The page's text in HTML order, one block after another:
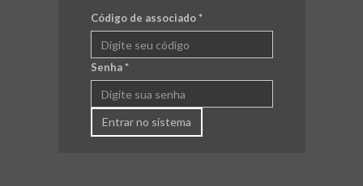
Código de associado*
Senha*
Entrar no sistema